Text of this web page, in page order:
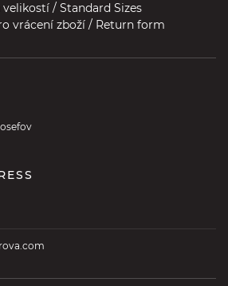
velikostí / Standard Sizes
vrácení zboží / Return form